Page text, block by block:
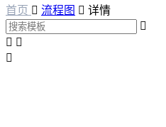
首页  流程图  详情

 
